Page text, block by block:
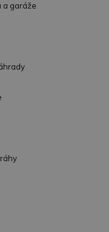
a garáže